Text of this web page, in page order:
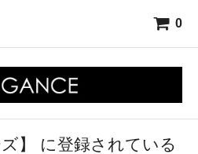
0
ズ】 に登録されている